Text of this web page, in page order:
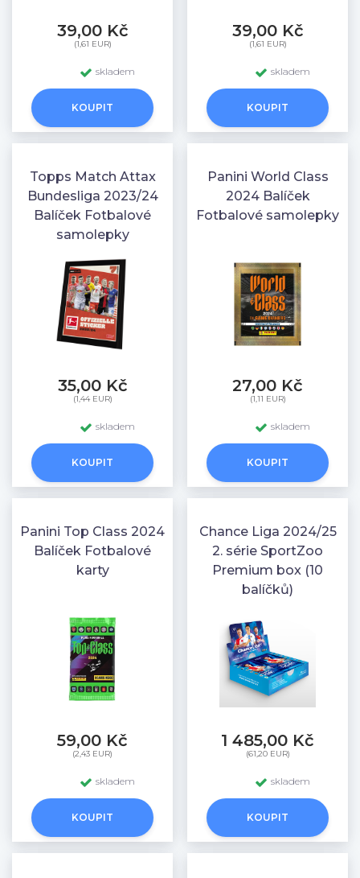
39,00 Kč
(1,61 EUR)
skladem
KOUPIT
39,00 Kč
(1,61 EUR)
skladem
KOUPIT
Topps Match Attax
Bundesliga 2023/24
Balíček Fotbalové
samolepky
35,00 Kč
(1,44 EUR)
skladem
KOUPIT
Panini World Class
2024 Balíček
Fotbalové samolepky
27,00 Kč
(1,11 EUR)
skladem
KOUPIT
Panini Top Class 2024
Balíček Fotbalové
karty
59,00 Kč
(2,43 EUR)
skladem
KOUPIT
Chance Liga 2024/25
2. série SportZoo
Premium box (10
balíčků)
1 485,00 Kč
(61,20 EUR)
skladem
KOUPIT